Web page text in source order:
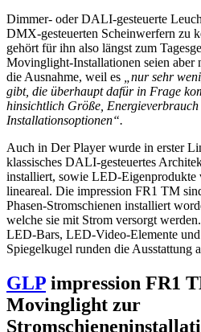
Dimmer- oder DALI-gesteuerte
DMX-gesteuerten Scheinwerfern zu
gehört für ihn also längst zum
Movinglight-Installationen seien aber
die Ausnahme, weil es
„nur sehr
gibt, die überhaupt dafür in Frage
hinsichtlich Größe, Energieverbrauch
Installationsoptionen“.
Auch in Der Player wurde in erster
klassisches DALI-gesteuertes
installiert, sowie LED-Eigenprodukte
lineareal. Die impression FR1 TM
Phasen-Stromschienen installiert
welche sie mit Strom versorgt
LED-Bars, LED-Video-Elemente und
Spiegelkugel runden die Ausstattung
GLP impression FR1
Movinglight zur